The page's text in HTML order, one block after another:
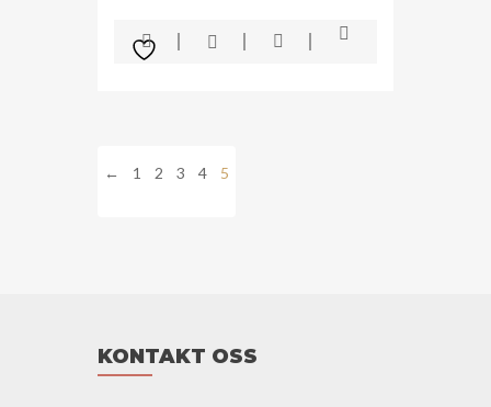
← 1 2 3 4 5
KONTAKT OSS